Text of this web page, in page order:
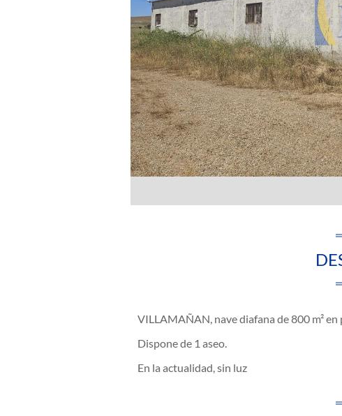
VILLAMAÑAN, nave diafana de 800 m²
Dispone de 1 aseo.
En la actualidad, sin luz